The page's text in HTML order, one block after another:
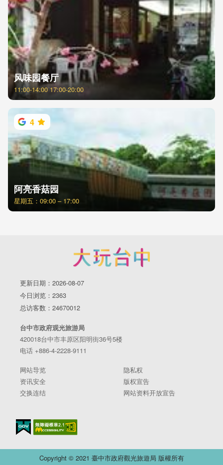
风味园餐厅
11:00-14:00 17:00-20:00
4
阿亮香菇园
星期五：09:00 – 17:00
更新日期：2026-08-07
今日浏览：2363
总访客数：24670012
台中市政府观光旅游局
420018台中市丰原区阳明街36号5楼
电话 +886-4-2228-9111
网站导览
隐私权
资讯安全
版权宣告
交换连结
网站资料开放宣告
Copyright © 2021 臺中市政府觀光旅遊局 版權所有